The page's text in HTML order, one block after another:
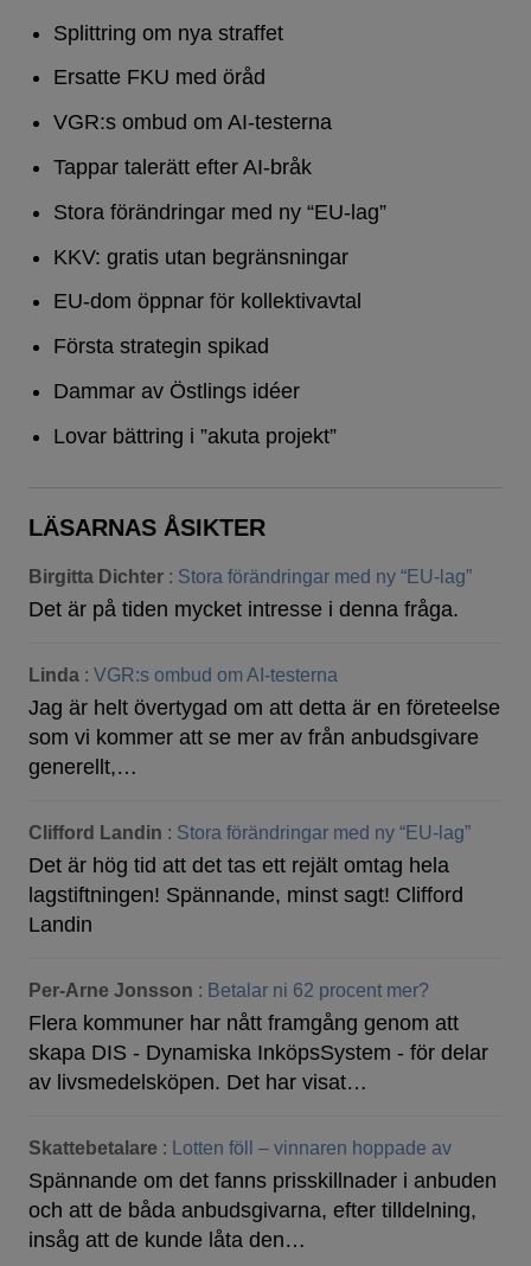
Splittring om nya straffet
Ersatte FKU med öråd
VGR:s ombud om AI-testerna
Tappar talerätt efter AI-bråk
Stora förändringar med ny “EU-lag”
KKV: gratis utan begränsningar
EU-dom öppnar för kollektivavtal
Första strategin spikad
Dammar av Östlings idéer
Lovar bättring i ”akuta projekt”
LÄSARNAS ÅSIKTER
Birgitta Dichter : Stora förändringar med ny “EU-lag”
Det är på tiden mycket intresse i denna fråga.
Linda : VGR:s ombud om AI-testerna
Jag är helt övertygad om att detta är en företeelse
som vi kommer att se mer av från anbudsgivare
generellt,…
Clifford Landin : Stora förändringar med ny “EU-lag”
Det är hög tid att det tas ett rejält omtag hela
lagstiftningen! Spännande, minst sagt! Clifford
Landin
Per-Arne Jonsson : Betalar ni 62 procent mer?
Flera kommuner har nått framgång genom att
skapa DIS - Dynamiska InköpsSystem - för delar
av livsmedelsköpen. Det har visat…
Skattebetalare : Lotten föll – vinnaren hoppade av
Spännande om det fanns prisskillnader i anbuden
och att de båda anbudsgivarna, efter tilldelning,
insåg att de kunde låta den…